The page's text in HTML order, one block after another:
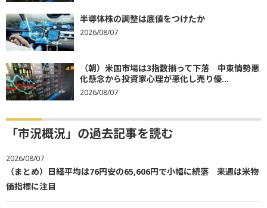
半導体株の調整は底値をつけたか
2026/08/07
（朝）米国市場は3指数揃って下落 中東情勢悪
化懸念から投資家心理が悪化し売り優...
2026/08/07
「市況概況」の過去記事を読む
2026/08/07
（まとめ）日経平均は76円安の65,606円で小幅に続落 来週は米物
価指標に注目